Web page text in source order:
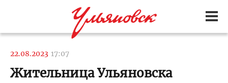
22.08.2023 17:07
Жительница Ульяновска